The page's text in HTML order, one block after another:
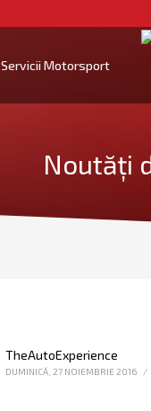
Servicii Motorsport
Noutăți
TheAutoExperience
DUMINICĂ, 27 NOIEMBRIE 2016 /